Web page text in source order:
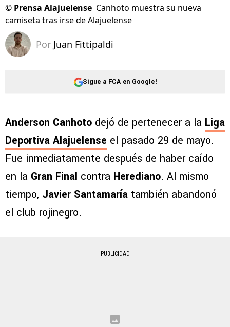
© Prensa Alajuelense Canhoto muestra su nueva
camiseta tras irse de Alajuelense
Por Juan Fittipaldi
Sigue a FCA en Google!
Anderson Canhoto dejó de pertenecer a la Liga
Deportiva Alajuelense el pasado 29 de mayo.
Fue inmediatamente después de haber caído
en la Gran Final contra Herediano. Al mismo
tiempo, Javier Santamaría también abandonó
el club rojinegro.
PUBLICIDAD